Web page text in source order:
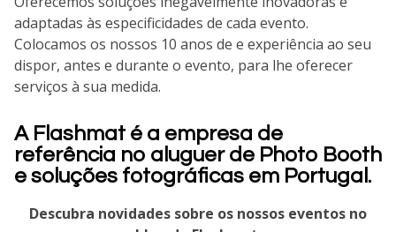
adaptadas às especificidades de cada evento.
Colocamos os nossos 10 anos de e experiência ao seu
dispor, antes e durante o evento, para lhe oferecer
serviços à sua medida.
A Flashmat é a empresa de
referência no aluguer de Photo Booth
e soluções fotográficas em Portugal.
Descubra novidades sobre os nossos eventos no